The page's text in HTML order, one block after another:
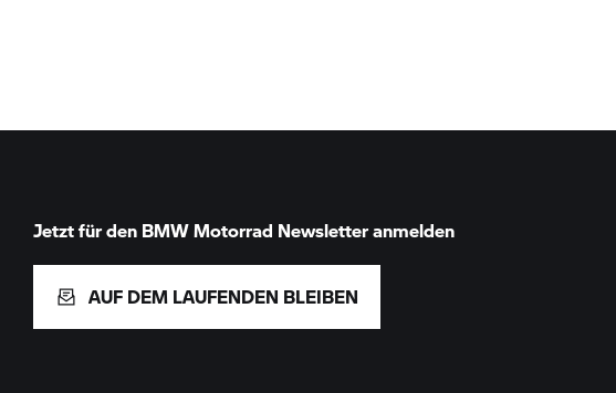
Jetzt für den BMW Motorrad Newsletter anmelden
AUF DEM LAUFENDEN BLEIBEN